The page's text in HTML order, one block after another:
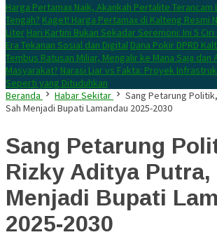
Harga Pertamax Naik, Akankah Pertalite Terancam
Tengah? Kaget! Harga Pertamax di Kalteng Resmi
Liter Hari Kartini Bukan Sekadar Seremoni: Ini 5
Era Tekanan Sosial dan Digital Dana Pokir DPRD
Tembus Ratusan Miliar, Mengalir ke Mana Saja dan
Masyarakat? Narasi Liar vs Fakta: Proyek
Seperti yang Dituduhkan
Beranda
Habar Sekitar
Sang Petarung
Sah Menjadi Bupati Lamandau 2025-2030
Sang Petarung
Rizky Aditya Putra,
Menjadi Bupati
2025-2030